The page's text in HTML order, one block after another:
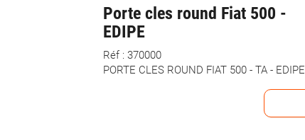
Porte cles round Fiat 500 -
EDIPE
Réf : 370000
PORTE CLES ROUND FIAT 500 - TA - EDIPE